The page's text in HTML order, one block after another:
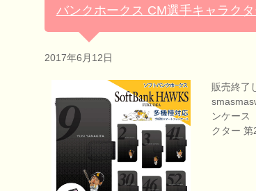
バンクホークス CM選手キャラクタ
2017年6月12日
販売終了
ンケース
クター 第